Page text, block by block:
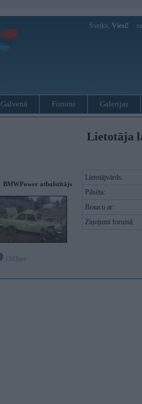
Sveiks, Viesi!
Galvenā Forums Galerijas
Lietotāja
BMWPower atbalstītājs
Lietotājvārds:
Pilsēta:
Braucu ar:
Ziņojumi forumā: